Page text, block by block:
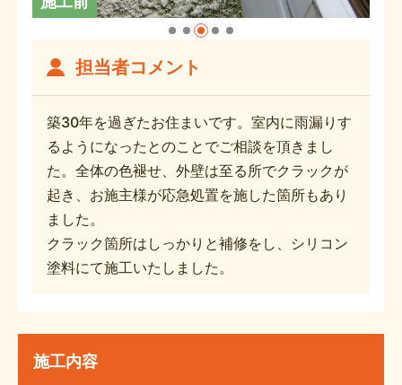
担当者コメント
築30年を過ぎたお住まいです。室内に雨漏りす
るようになったとのことでご相談を頂きまし
た。全体の色褪せ、外壁は至る所でクラックが
起き、お施主様が応急処置を施した箇所もあり
ました。
クラック箇所はしっかりと補修をし、シリコン
塗料にて施工いたしました。
施工内容